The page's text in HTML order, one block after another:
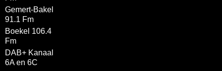
Gemert-Bakel
91.1 Fm
Boekel 106.4
Fm
DAB+ Kanaal
6A en 6C